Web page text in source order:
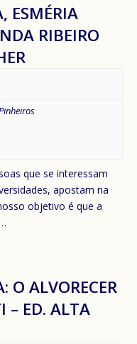
ESMÉRIA
RIBEIRO
que se interessam
apostam na
objetivo é que a
O ALVORECER
– ED. ALTA